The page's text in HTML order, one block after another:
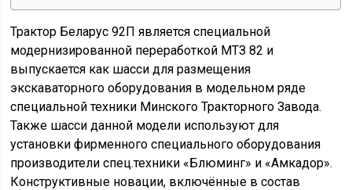
Трактор Беларус 92П является специальной
модернизированной переработкой МТЗ 82 и
выпускается как шасси для размещения
экскаваторного оборудования в модельном ряде
специальной техники Минского Тракторного Завода.
Также шасси данной модели используют для
установки фирменного специального оборудования
производители спец.техники «Блюминг» и «Амкадор».
Конструктивные новации, включённые в состав